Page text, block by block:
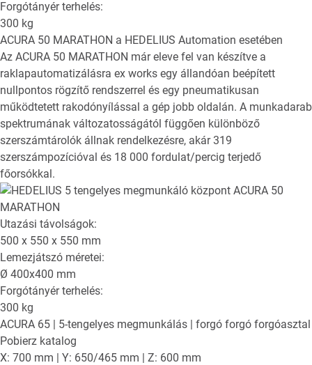
Forgótányér terhelés:
300 kg
ACURA 50 MARATHON a HEDELIUS Automation esetében
Az ACURA 50 MARATHON már eleve fel van készítve a
raklapautomatizálásra ex works egy állandóan beépített
nullpontos rögzítő rendszerrel és egy pneumatikusan
működtetett rakodónyílással a gép jobb oldalán. A munkadarab
spektrumának változatosságától függően különböző
szerszámtárolók állnak rendelkezésre, akár 319
szerszámpozícióval és 18 000 fordulat/percig terjedő
főorsókkal.
Utazási távolságok:
500 x 550 x 550 mm
Lemezjátszó méretei:
Ø 400x400 mm
Forgótányér terhelés:
300 kg
ACURA 65 | 5-tengelyes megmunkálás | forgó forgó forgóasztal
Pobierz katalog
X: 700 mm | Y: 650/465 mm | Z: 600 mm